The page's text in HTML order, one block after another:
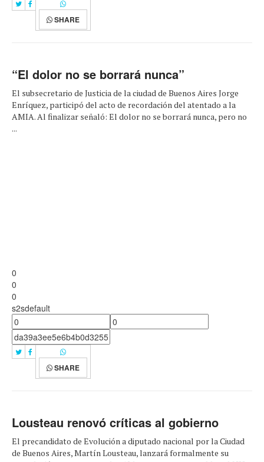
SHARE
“El dolor no se borrará nunca”
El subsecretario de Justicia de la ciudad de Buenos Aires Jorge
Enríquez, participó del acto de recordación del atentado a la
AMIA. Al finalizar señaló: El dolor no se borrará nunca, pero no
...
0
0
0
s2sdefault
SHARE
Lousteau renovó críticas al gobierno
El precandidato de Evolución a diputado nacional por la Ciudad
de Buenos Aires, Martín Lousteau, lanzará formalmente su